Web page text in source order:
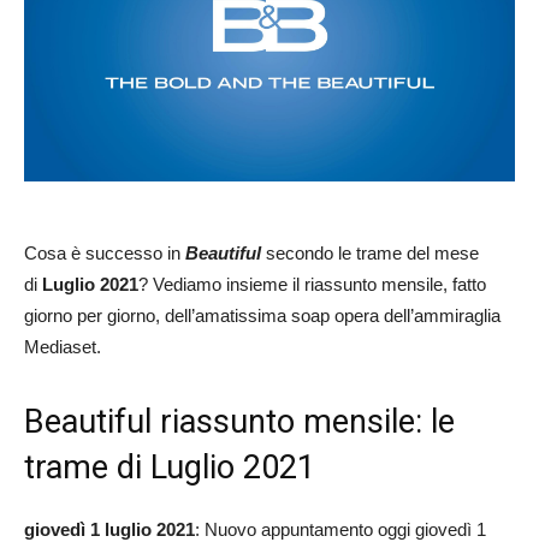
Cosa è successo in Beautiful secondo le trame del mese
di Luglio 2021? Vediamo insieme il riassunto mensile, fatto
giorno per giorno, dell’amatissima soap opera dell’ammiraglia
Mediaset.
Beautiful riassunto mensile: le
trame di Luglio 2021
giovedì 1 luglio 2021: Nuovo appuntamento oggi giovedì 1